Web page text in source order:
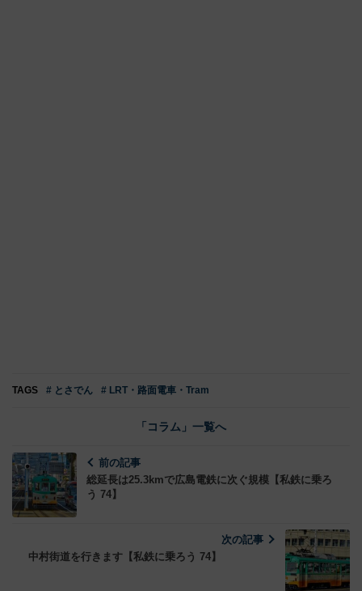
TAGS # とさでん # LRT・路面電車・Tram
「コラム」一覧へ
前の記事
総延長は25.3kmで広島電鉄に次ぐ規模【私鉄に乗ろ
う 74】
次の記事
中村街道を行きます【私鉄に乗ろう 74】